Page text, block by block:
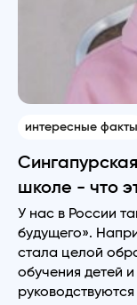
интересные факты
школе - что
У нас в России
будущего».
стала целой
обучения детей